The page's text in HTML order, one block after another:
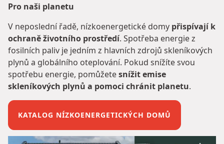
Pro naši planetu
V neposlední řadě, nízkoenergetické domy přispívají k
ochraně životního prostředí. Spotřeba energie z
fosilních paliv je jedním z hlavních zdrojů skleníkových
plynů a globálního oteplování. Pokud snížíte svou
spotřebu energie, pomůžetesnížit emise
skleníkových plynů a pomoci chránit planetu.
KATALOG NÍZKOENERGETICKÝCH DOMŮ